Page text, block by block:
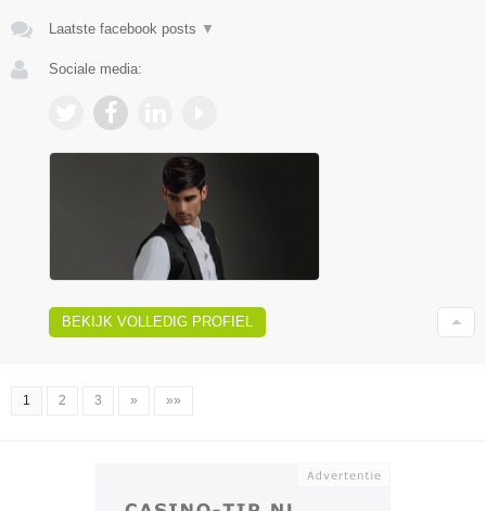
Laatste facebook posts ▼
Sociale media:
BEKIJK VOLLEDIG PROFIEL
1 2 3 » »»